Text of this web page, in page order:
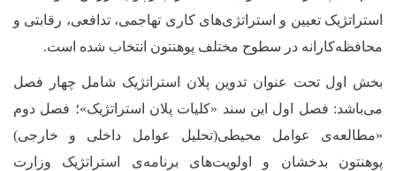
استراتژیک تعیین و استراتژی‌های کاری تهاجمی، تدافعی، رقابتی و
محافظه‌کارانه در سطوح مختلف پوهنتون انتخاب شده است.
بخش اول تحت عنوان تدوین پلان استراتژیک شامل چهار فصل
می‌باشد: فصل اول این سند «کلیات پلان استراتژیک»؛ فصل دوم
«مطالعه‌ی عوامل محیطی(تحلیل عوامل داخلی و خارجی)
پوهنتون بدخشان و اولویت‌‌های برنامه‌ی استراتژیک وزارت